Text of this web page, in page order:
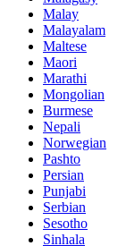
Malay
Malayalam
Maltese
Maori
Marathi
Mongolian
Burmese
Nepali
Norwegian
Pashto
Persian
Punjabi
Serbian
Sesotho
Sinhala